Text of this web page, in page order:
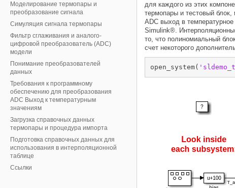
Моделирование термопары и
преобразование сигнала
Симуляция сигнала термопары
Фильтр сглаживания и аналого-
цифровой преобразователь (ADC)
модели
Понимание преобразователей
данных
Требования к программному
обеспечению для преобразования
ADC Выход к температурным
значениям
Загрузка справочных данных
термопары и процедура импорта
Подготовка справочных данных для
использования в интерполяционной
таблице
Ссылки
для каждого из этих
термопары и тестовый блок,
ADC выход в
Simulink®.
то, что полиномиальный
счет некоторого
open_system(